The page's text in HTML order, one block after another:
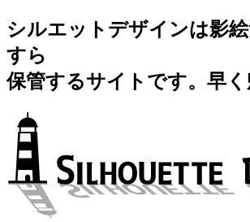
シルエットデザインは影
すら
保管するサイトです。早く